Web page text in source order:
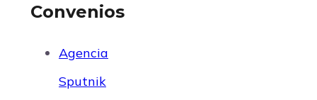
Convenios
Agencia
Sputnik